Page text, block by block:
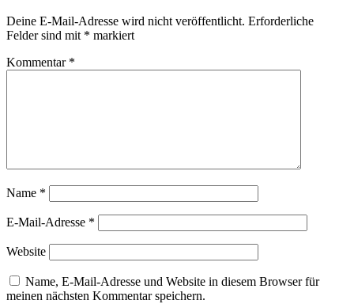
Deine E-Mail-Adresse wird nicht veröffentlicht. Erforderliche
Felder sind mit * markiert
Kommentar *
Name *
E-Mail-Adresse *
Website
Name, E-Mail-Adresse und Website in diesem Browser für
meinen nächsten Kommentar speichern.